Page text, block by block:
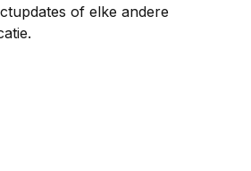
of elke andere